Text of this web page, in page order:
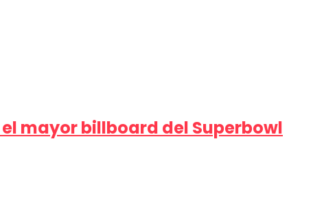
el mayor billboard del Superbowl